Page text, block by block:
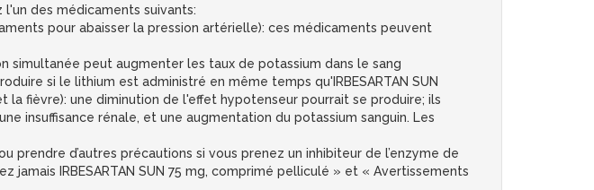
des médicaments suivants:
pour abaisser la pression artérielle): ces médicaments peuvent
simultanée peut augmenter les taux de potassium dans le sang
si le lithium est administré en même temps qu'IRBESARTAN SUN
fièvre): une diminution de l'effet hypotenseur pourrait se produire; ils
insuffisance rénale, et une augmentation du potassium sanguin. Les
d’autres précautions si vous prenez un inhibiteur de l’enzyme de
jamais IRBESARTAN SUN 75 mg, comprimé pelliculé » et « Avertissements